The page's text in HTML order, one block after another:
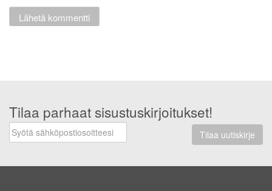
Tilaa parhaat sisustuskirjoitukset!
Tilaa uutiskirje